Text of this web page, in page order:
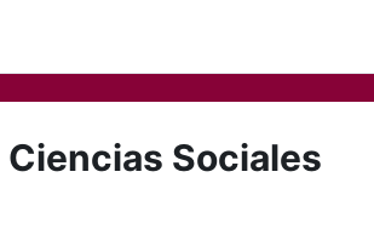
Sociales